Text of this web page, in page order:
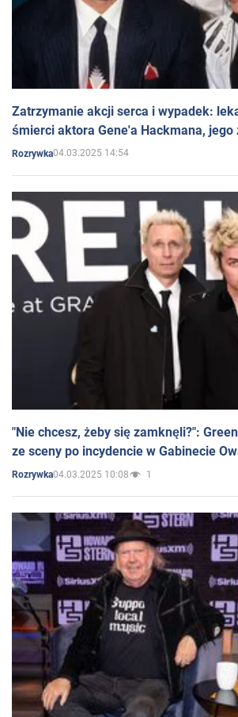
Zatrzymanie akcji serca i wypadek:
śmierci aktora Gene'a Hackmana, jego
Rozrywka04.03.2025 14:54
"Nie chcesz, żeby się zamknęli?":
ze sceny po incydencie w Gabinecie
Rozrywka04.03.2025 10:08 1